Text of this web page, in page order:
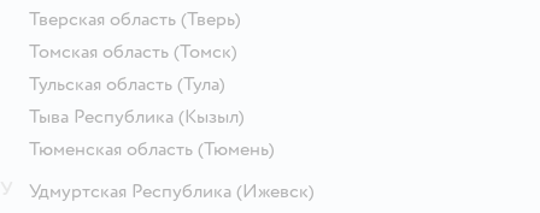
Тверская область (Тверь)
Томская область (Томск)
Тульская область (Тула)
Тыва Республика (Кызыл)
Тюменская область (Тюмень)
Удмуртская Республика (Ижевск)